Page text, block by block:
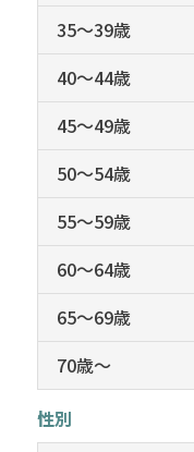
35～39歳
40～44歳
45～49歳
50～54歳
55～59歳
60～64歳
65～69歳
70歳～
性別